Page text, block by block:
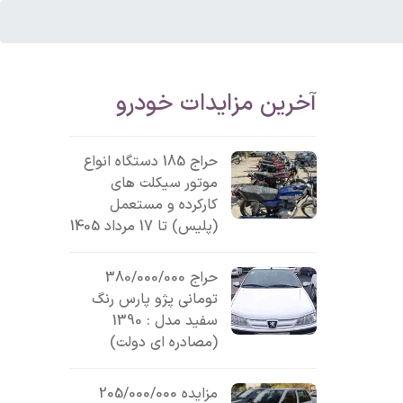
آخرین مزایدات خودرو
حراج 185 دستگاه انواع
موتور سیکلت های
کارکرده و مستعمل
(پلیس) تا 17 مرداد 1405
حراج 380/000/000
تومانی پژو پارس رنگ
سفید مدل : 1390
(مصادره ای دولت)
مزایده 205/000/000